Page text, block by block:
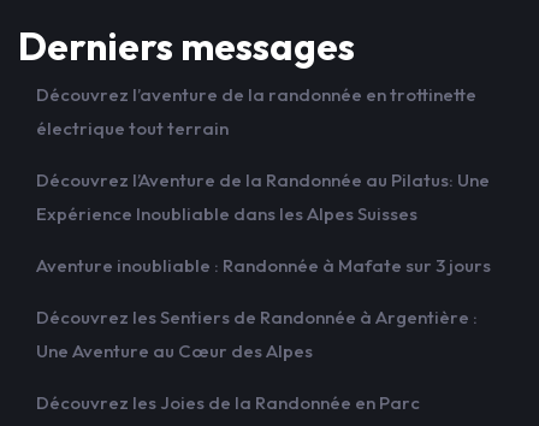
Derniers messages
Découvrez l’aventure de la randonnée en trottinette
électrique tout terrain
Découvrez l’Aventure de la Randonnée au Pilatus: Une
Expérience Inoubliable dans les Alpes Suisses
Aventure inoubliable : Randonnée à Mafate sur 3 jours
Découvrez les Sentiers de Randonnée à Argentière :
Une Aventure au Cœur des Alpes
Découvrez les Joies de la Randonnée en Parc